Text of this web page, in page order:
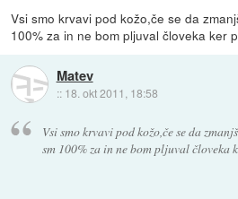
Vsi smo krvavi pod kožo,če se da
100% za in ne bom pljuval človeka ker
Matev
:: 18. okt 2011, 18:58
Vsi smo krvavi pod kožo,če se da
sm 100% za in ne bom pljuval človeka